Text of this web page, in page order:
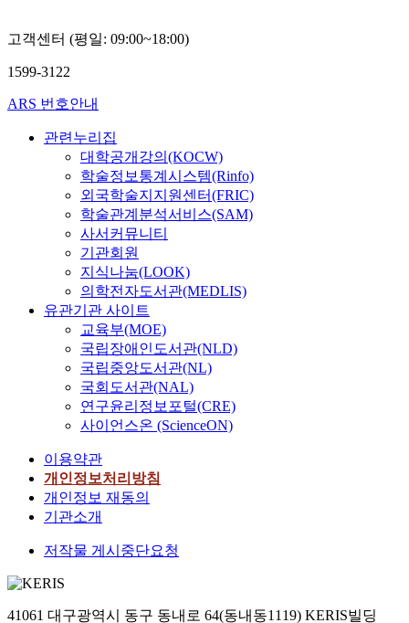
고객센터 (평일: 09:00~18:00)
1599-3122
ARS 번호안내
관련누리집
대학공개강의(KOCW)
학술정보통계시스템(Rinfo)
외국학술지지원센터(FRIC)
학술관계분석서비스(SAM)
사서커뮤니티
기관회원
지식나눔(LOOK)
의학전자도서관(MEDLIS)
유관기관 사이트
교육부(MOE)
국립장애인도서관(NLD)
국립중앙도서관(NL)
국회도서관(NAL)
연구윤리정보포털(CRE)
사이언스온 (ScienceON)
이용약관
개인정보처리방침
개인정보 재동의
기관소개
저작물 게시중단요청
41061 대구광역시 동구 동내로 64(동내동1119) KERIS빌딩